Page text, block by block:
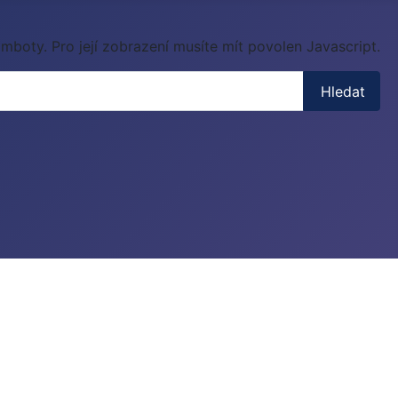
Pro její zobrazení musíte mít povolen Javascript.
Hledat